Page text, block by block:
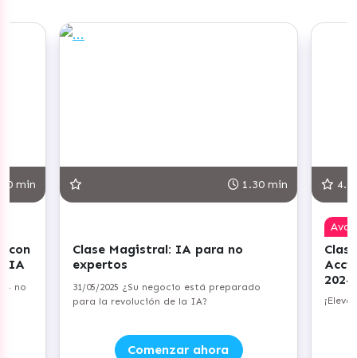
min
con
IA
— no
1.30 min
Clase Magistral: IA para no
expertos
31/05/2025 ¿Su negocio está preparado
para la revolución de la IA?
Comenzar ahora
4.8
2024